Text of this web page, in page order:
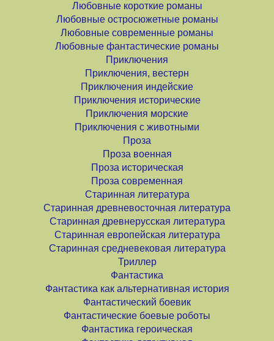
Любовные короткие романы
Любовные остросюжетные романы
Любовные современные романы
Любовные фантастические романы
Приключения
Приключения, вестерн
Приключения индейские
Приключения исторические
Приключения морские
Приключения с животными
Проза
Проза военная
Проза историческая
Проза современная
Старинная литература
Старинная древневосточная литература
Старинная древнерусская литература
Старинная европейская литература
Старинная средневековая литература
Триллер
Фантастика
Фантастика как альтернативная история
Фантастический боевик
Фантастические боевые роботы
Фантастика героическая